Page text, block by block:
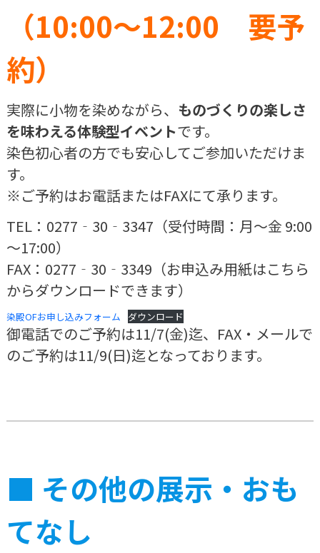
（10:00～12:00 要予
約）
実際に小物を染めながら、 ものづくりの楽しさ
を味わえる体験型イベントです。
染色初心者の方でも安心してご参加いただけま
す。
※ご予約はお電話またはFAXにて承ります。
TEL：0277‐30‐3347（受付時間：月～金 9:00
～17:00）
FAX：0277‐30‐3349（お申込み用紙はこちら
からダウンロードできます）
染殿OFお申し込みフォーム ダウンロード
御電話でのご予約は11/7(金)迄、FAX・メールで
のご予約は11/9(日)迄となっております。
■ その他の展示・おも
てなし